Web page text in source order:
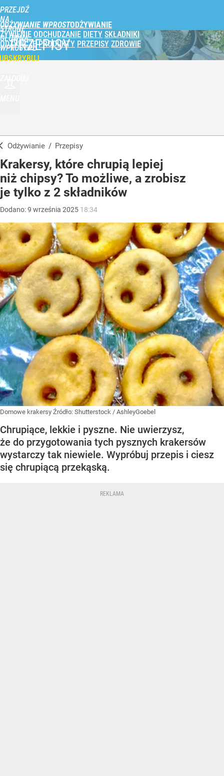
PRZEJDŹ
NA
STRONĘ
GŁÓWNĄ
WPROST.PL
ODŻYWIANIE WPROST
ŻYWIENIE ODCHUDZANIE DIETY SKŁADNIKI
ODŻYWCZE PRODUKTY PRZEPISY ZDROWIE
PRZEPISY
Odżywianie / Przepisy
Krakersy, które chrupią lepiej
niż chipsy? To możliwe, a zrobisz
je tylko z 2 składników
Dodano:9 września 2025 18:34
Domowe krakersy Źródło: Shutterstock / AshleyGoebel
Chrupiące, lekkie i pyszne. Nie uwierzysz,
że do przygotowania tych pysznych krakersów
wystarczy tak niewiele. Wypróbuj przepis i ciesz
się chrupiącą przekąską.